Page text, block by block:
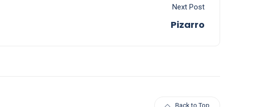
Next Post
Pizarro
Back to Top